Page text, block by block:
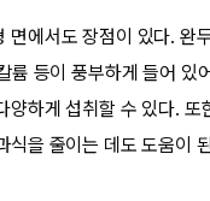
면에서도 장점이 있다. 완
륨 등이 풍부하게 들어 있
양하게 섭취할 수 있다. 또
식을 줄이는 데도 도움이